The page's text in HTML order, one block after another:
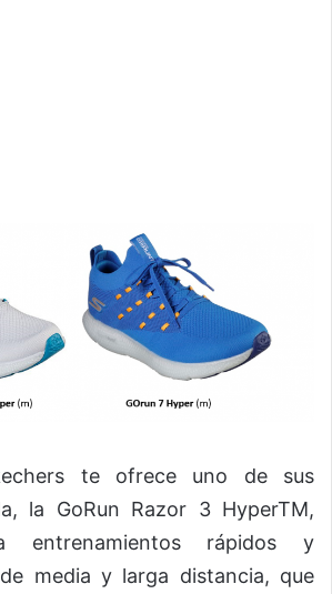
te ofrece uno de sus
la GoRun Razor 3 HyperTM,
entrenamientos rápidos y
media y larga distancia, que